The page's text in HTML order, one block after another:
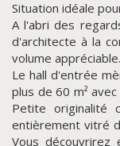
Situation idéale
A l'abri des
d'architecte à la
volume appréciable.
Le hall d'entrée
plus de 60 m²
Petite originalité
entièrement vitré
Vous découvrirez